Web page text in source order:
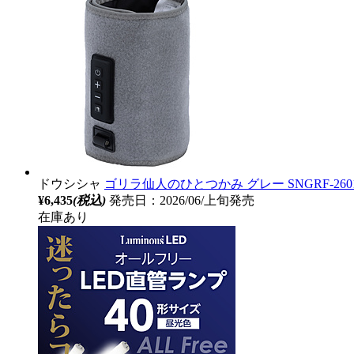
ドウシシャ ゴリラ仙人のひとつかみ グレー SNGRF-
¥6,435(税込) 発売日：2026/06/上旬発売
在庫あり